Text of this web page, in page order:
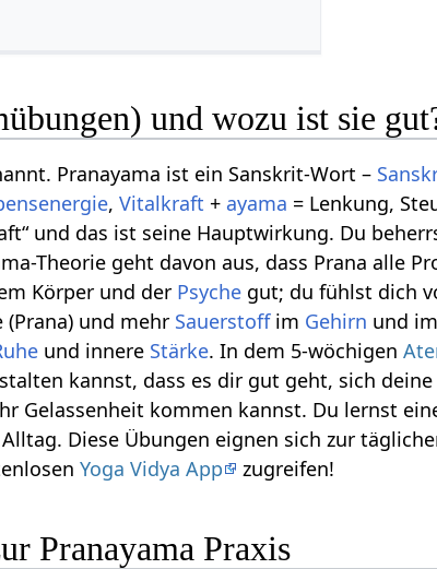
und wozu ist sie
Pranayama ist ein Sanskrit-Wort –
,Vitalkraft + ayama = Lenkung,
und das ist seine Hauptwirkung. Du
Theorie geht davon aus, dass Prana alle
Körper und der Psyche gut; du fühlst dich
(Prana) und mehr Sauerstoffim Gehirn und im
und innere Stärke. In dem 5-wöchigen
kannst, dass es dir gut geht, sich
Gelassenheit kommen kannst. Du lernst
Diese Übungen eignen sich zur
Yoga Vidya App zugreifen!
Pranayama Praxis